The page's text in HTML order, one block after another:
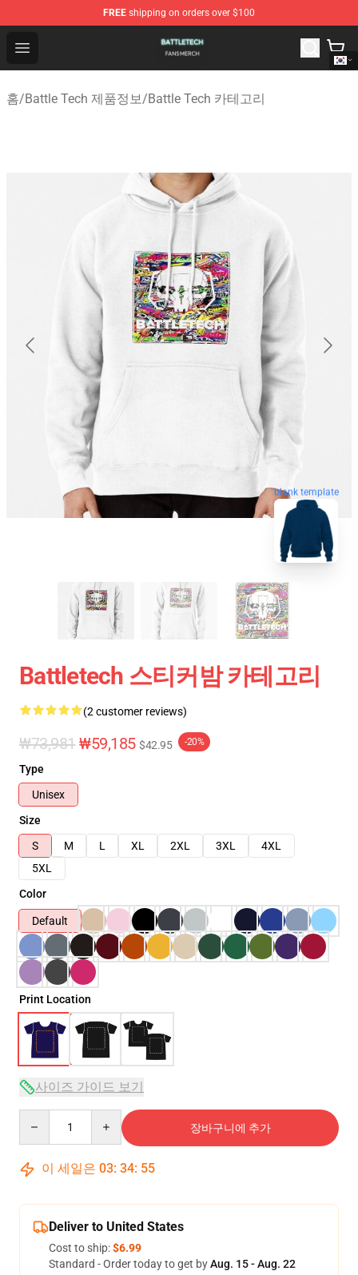
FREE shipping on orders over $100
Open menu
Battle Tech Shop - Official Battle Tech Merchandise Store
홈/Battle Tech 제품정보/Battle Tech 카테고리
blank template
Battletech 스티커밤 카테고리
(2 customer reviews)
₩73,981 ₩59,185 $42.95 -20%
Type
Unisex
Size
S
M L XL 2XL 3XL
4XL
5XL
Color
Default
Print Location
사이즈 가이드 보기
장바구니에 추가
이 세일은 03: 34: 54
Deliver to United States
Cost to ship:$6.99
Standard - Order today to get byAug. 15 - Aug. 22